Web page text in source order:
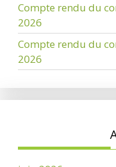
Compte rendu du
2026
Compte rendu du
2026